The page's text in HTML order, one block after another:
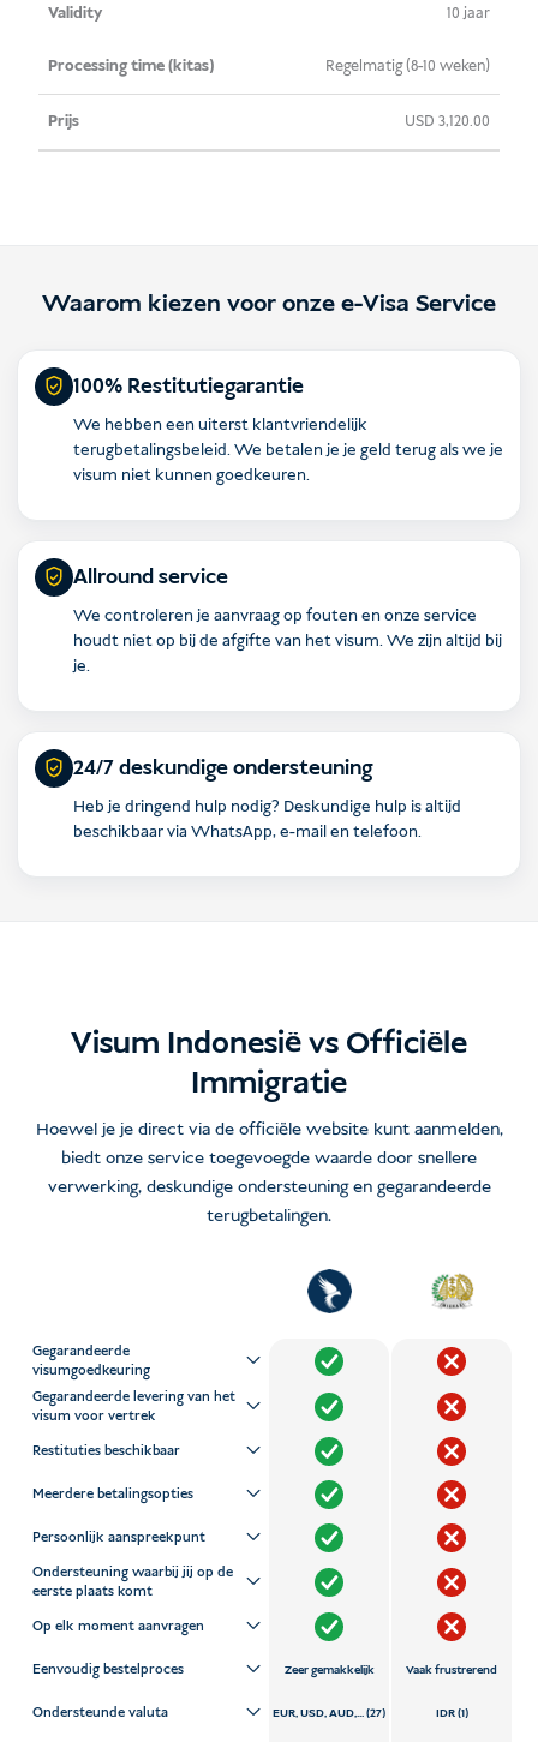
10 jaar
Regelmatig (8-10 weken)
USD 3,120.00
Waarom kiezen voor onze e-Visa Service
100% Restitutiegarantie
We hebben een uiterst klantvriendelijk
terugbetalingsbeleid. We betalen je je geld terug als we je
visum niet kunnen goedkeuren.
Allround service
We controleren je aanvraag op fouten en onze service
houdt niet op bij de afgifte van het visum. We zijn altijd bij
je.
24/7 deskundige ondersteuning
Heb je dringend hulp nodig? Deskundige hulp is altijd
beschikbaar via WhatsApp, e-mail en telefoon.
Visum Indonesië vs Officiële
Immigratie
Hoewel je je direct via de officiële website kunt aanmelden,
biedt onze service toegevoegde waarde door snellere
verwerking, deskundige ondersteuning en gegarandeerde
terugbetalingen.
Gegarandeerde
visumgoedkeuring
Gegarandeerde levering van het
visum voor vertrek
Restituties beschikbaar
Meerdere betalingsopties
Persoonlijk aanspreekpunt
Ondersteuning waarbij jij op de
eerste plaats komt
Op elk moment aanvragen
Eenvoudig bestelproces Zeer gemakkelijk Vaak frustrerend
Ondersteunde valuta EUR, USD, AUD,... (27) IDR (1)